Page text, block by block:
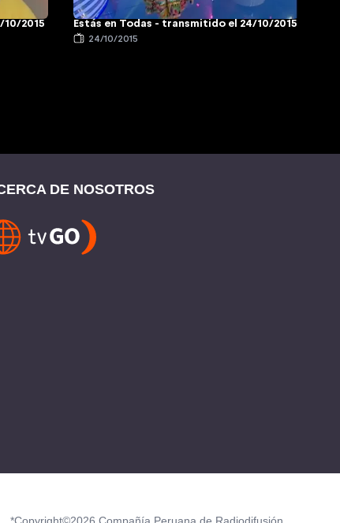
10/2015 Estás en Todas - transmitido el 24/10/2015
24/10/2015
DE NOSOTROS